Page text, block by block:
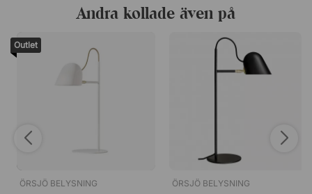
Andra kollade även på
Outlet
ÖRSJÖ BELYSNING ÖRSJÖ BELYSNING